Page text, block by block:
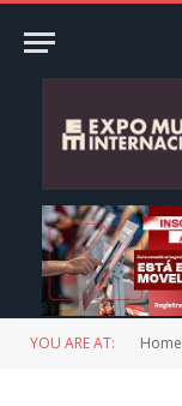
YOU ARE AT: Home